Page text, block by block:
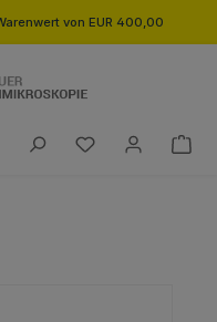
von EUR 400,00
Du hast 0